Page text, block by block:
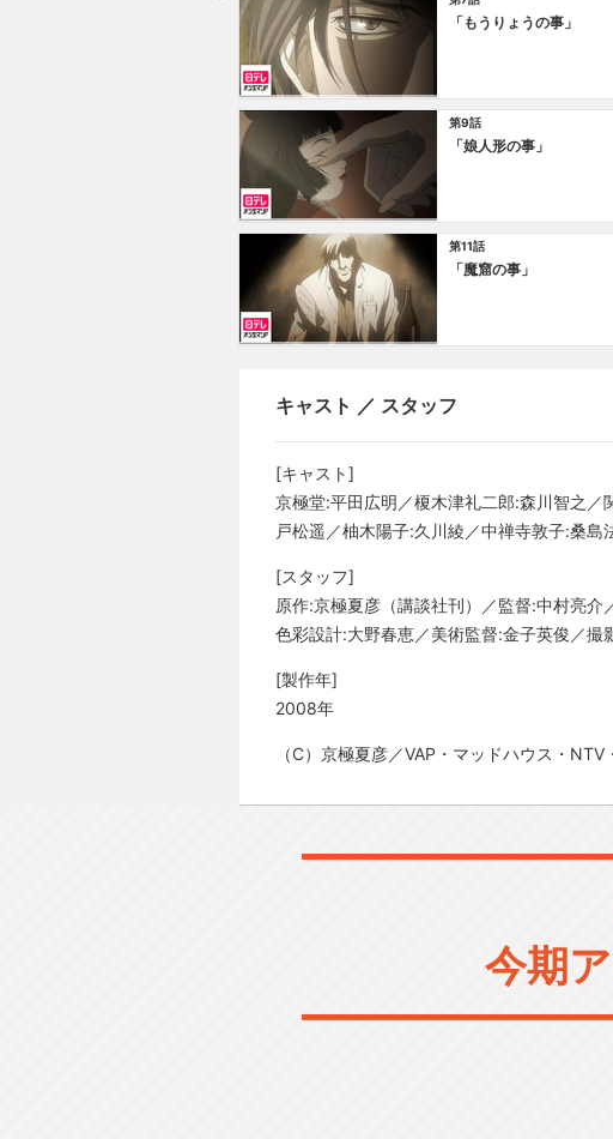
「もうりょうの事」
第9話
「娘人形の事」
第11話
「魔窟の事」
キャスト ／ スタッフ
[キャスト]
京極堂:平田広明／榎木津礼二郎:森川智之
戸松遥／柚木陽子:久川綾／中禅寺敦子:桑
[スタッフ]
原作:京極夏彦（講談社刊）／監督:中村亮
色彩設計:大野春恵／美術監督:金子英俊／
[製作年]
2008年
（C）京極夏彦／VAP・マッドハウス・
今期